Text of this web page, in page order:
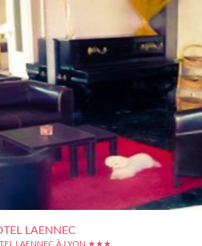
LAENNEC
LAENNEC À LYON ★★★